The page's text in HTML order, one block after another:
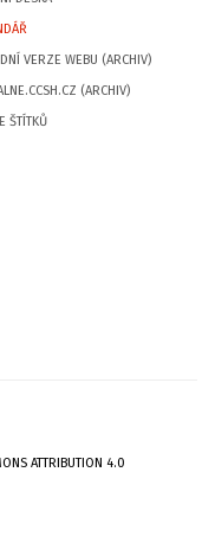
VERZE WEBU (ARCHIV)
(ARCHIV)
ŠTÍTKŮ
ATTRIBUTION 4.0